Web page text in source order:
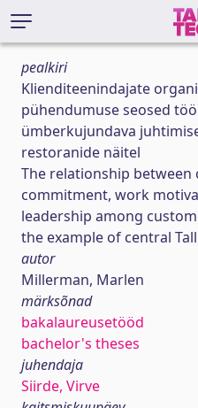
pealkiri
Klienditeenindajate
pühendumuse seosed
ümberkujundava
restoranide näitel
The relationship between
commitment, work
leadership among
the example of central
autor
Millerman, Marlen
märksõnad
bakalaureusetööd
bachelor's theses
juhendaja
Siirde, Virve